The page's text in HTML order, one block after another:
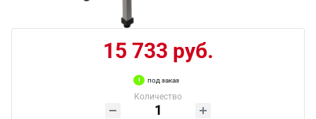
15 733 руб.
под заказ
Количество